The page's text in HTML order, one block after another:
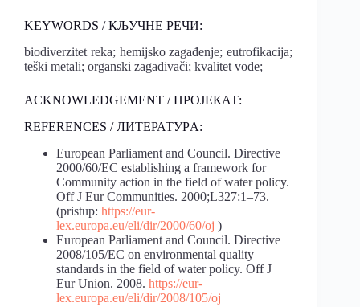
KEYWORDS / КЉУЧНЕ РЕЧИ:
biodiverzitet reka; hemijsko zagađenje; eutrofikacija;
teški metali; organski zagađivači; kvalitet vode;
ACKNOWLEDGEMENT / ПРОЈЕКАТ:
REFERENCES / ЛИТЕРАТУРA:
European Parliament and Council. Directive
2000/60/EC establishing a framework for
Community action in the field of water policy.
Off J Eur Communities. 2000;L327:1–73.
(pristup: https://eur-
lex.europa.eu/eli/dir/2000/60/oj )
European Parliament and Council. Directive
2008/105/EC on environmental quality
standards in the field of water policy. Off J
Eur Union. 2008. https://eur-
lex.europa.eu/eli/dir/2008/105/oj